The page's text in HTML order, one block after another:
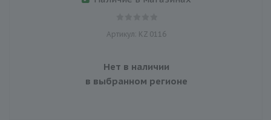
Артикул: KZ 0116
Нет в наличии
в выбранном регионе